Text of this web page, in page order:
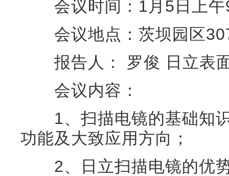
会议时间：1月5日上午
会议地点：茨坝园区
报告人： 罗俊 日立表面
会议内容：
1、扫描电镜的基础知识
功能及大致应用方向；
2、日立扫描电镜的优